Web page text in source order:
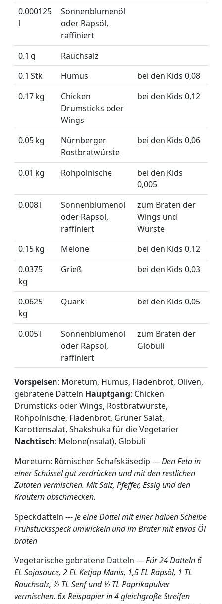
0.000125
l
Sonnenblumenöl
oder Rapsöl,
raffiniert
0.1 g
Rauchsalz
0.1 Stk Humus
bei den Kids 0,08
0.17kg
Chicken
Drumsticks oder
Wings
bei den Kids 0,12
0.05kg
Nürnberger
Rostbratwürste
bei den Kids 0,06
0.01 kg Rohpolnische
bei den Kids
0,005
0.008l
Sonnenblumenöl
oder Rapsöl,
raffiniert
zum Braten der
Wings und
Würste
0.15kg Melone
bei den Kids 0,12
0.0375
kg
Grieß bei den Kids 0,03
0.0625
kg
Quark bei den Kids 0,05
0.005l
Sonnenblumenöl
oder Rapsöl,
raffiniert
zum Braten der
Globuli
Vorspeisen: Moretum, Humus, Fladenbrot, Oliven,
gebratene Datteln Hauptgang: Chicken
Drumsticks oder Wings, Rostbratwürste,
Rohpolnische, Fladenbrot, Grüner Salat,
Karottensalat, Shakshuka für die Vegetarier
Nachtisch: Melone(nsalat), Globuli
Moretum: Römischer Schafskäsedip ---Den Feta in
einer Schüssel gut zerdrücken und mit den restlichen
Zutaten vermischen. Mit Salz, Pfeffer, Essig und den
Kräutern abschmecken.
Speckdatteln ---Je eine Dattel mit einer halben Scheibe
Frühstücksspeck umwickeln und im Bräter mit etwas Öl
braten
Vegetarische gebratene Datteln ---Für 24 Datteln 6
EL Sojasauce, 2 EL Ketjap Manis, 1,5 EL Rapsöl, 1 TL
Rauchsalz, ½ TL Senf und ½ TL Paprikapulver
vermischen. 6x Reispapier in 4 gleichgroße Streifen